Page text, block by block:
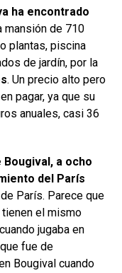
ha encontrado
mansión de 710
plantas, piscina
de jardín, por la
. Un precio alto pero
pagar, ya que su
anuales, casi 36
a ocho
del París
París. Parece que
tienen el mismo
jugaba en
fue de
Bougival cuando